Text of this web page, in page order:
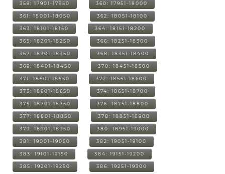
359: 17901-17950 360: 17951-18000
361: 18001-18050 362: 18051-18100
363: 18101-18150 364: 18151-18200
365: 18201-18250 366: 18251-18300
367: 18301-18350 368: 18351-18400
369: 18401-18450 370: 18451-18500
371: 18501-18550 372: 18551-18600
373: 18601-18650 374: 18651-18700
375: 18701-18750 376: 18751-18800
377: 18801-18850 378: 18851-18900
379: 18901-18950 380: 18951-19000
381: 19001-19050 382: 19051-19100
383: 19101-19150 384: 19151-19200
385: 19201-19250 386: 19251-19300